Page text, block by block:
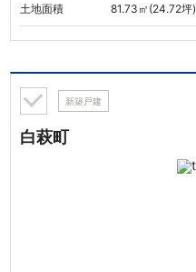
土地面積 81.73㎡(24.72坪)
新築戸建
白萩町